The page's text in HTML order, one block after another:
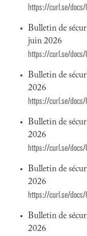
https://curl.se/docs/
Bulletin de
juin 2026
https://curl.se/docs/
Bulletin de
2026
https://curl.se/docs/
Bulletin de
2026
https://curl.se/docs/
Bulletin de
2026
https://curl.se/docs/
Bulletin de
2026